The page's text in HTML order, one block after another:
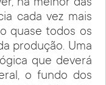
na melhor das
cada vez mais
quase todos os
produção. Uma
que deverá
o fundo dos